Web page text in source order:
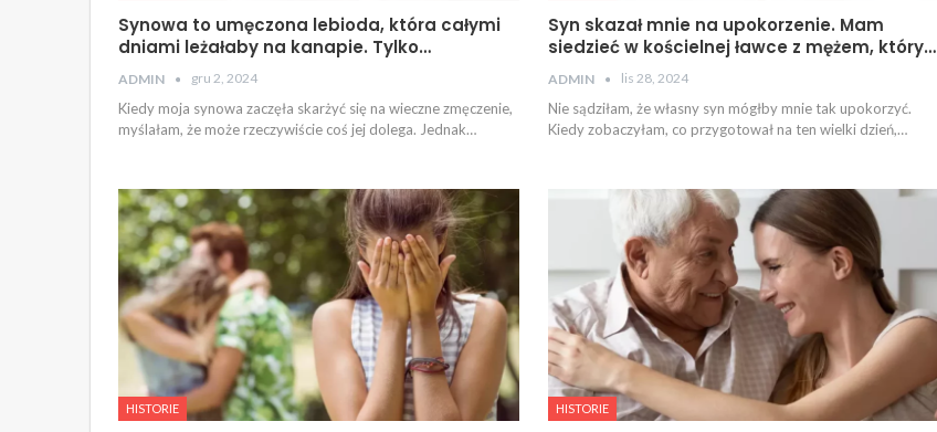
Synowa to umęczona lebioda, która całymi
dniami leżałaby na kanapie. Tylko…
ADMIN gru 2, 2024
Kiedy moja synowa zaczęła skarżyć się na wieczne zmęczenie,
myślałam, że może rzeczywiście coś jej dolega. Jednak…
Syn skazał mnie na upokorzenie. Mam
siedzieć w kościelnej ławce z mężem, który…
ADMIN lis 28, 2024
Nie sądziłam, że własny syn mógłby mnie tak upokorzyć.
Kiedy zobaczyłam, co przygotował na ten wielki dzień,…
HISTORIE HISTORIE